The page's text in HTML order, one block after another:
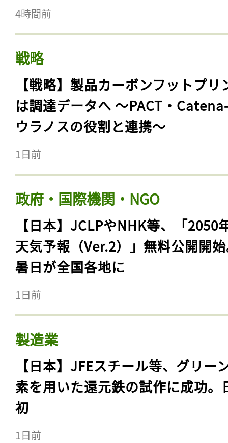
4時間前
戦略
【戦略】製品カーボンフットプリ
は調達データへ 〜PACT・
ウラノスの役割と連携〜
1日前
政府・国際機関・NGO
【日本】JCLPやNHK等、「2050
天気予報（Ver.2）」無料公開開
暑日が全国各地に
1日前
製造業
【日本】JFEスチール等、グリー
素を用いた還元鉄の試作に成功。
初
1日前